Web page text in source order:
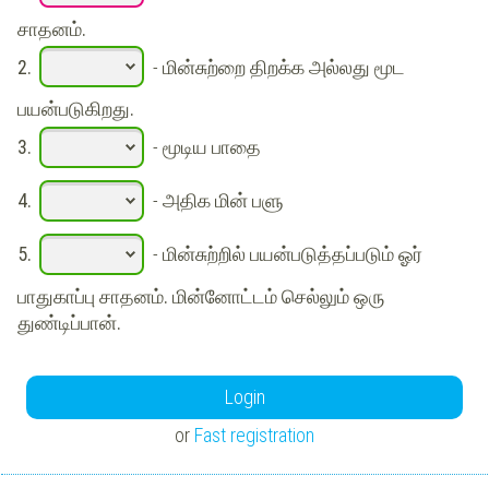
சாதனம்.
2.
- மின்சுற்றை திறக்க அல்லது மூட
பயன்படுகிறது.
3.
- மூடிய பாதை
4. - அதிக மின் பளு
5. - மின்சுற்றில் பயன்படுத்தப்படும் ஓர்
பாதுகாப்பு சாதனம். மின்னோட்டம் செல்லும் ஒரு
துண்டிப்பான்.
Login
or Fast registration